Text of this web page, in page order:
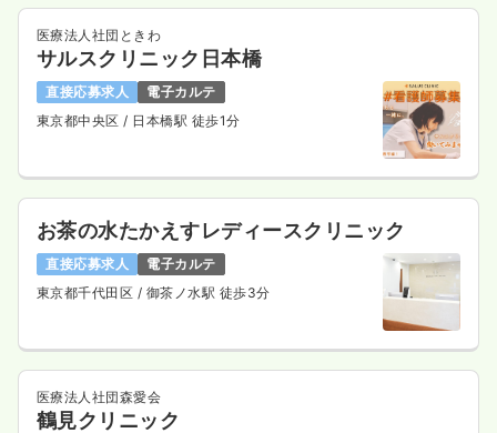
医療法人社団ときわ
サルスクリニック日本橋
直接応募求人
電子カルテ
東京都中央区 / 日本橋駅 徒歩1分
お茶の水たかえすレディースクリニック
直接応募求人
電子カルテ
東京都千代田区 / 御茶ノ水駅 徒歩3分
医療法人社団森愛会
鶴見クリニック